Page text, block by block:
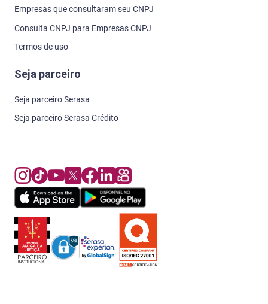
Empresas que consultaram seu CNPJ
Consulta CNPJ para Empresas CNPJ
Termos de uso
Seja parceiro
Seja parceiro Serasa
Seja parceiro Serasa Crédito